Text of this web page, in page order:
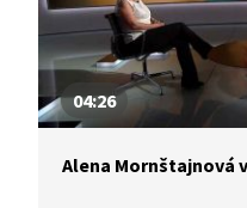
04:26
Alena Mornštajnová